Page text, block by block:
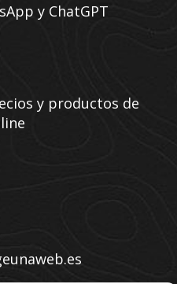
y ChatGPT
y productos de